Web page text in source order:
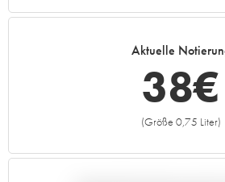
2000
Aktuelle
38€
(Größe 0,75 Liter)